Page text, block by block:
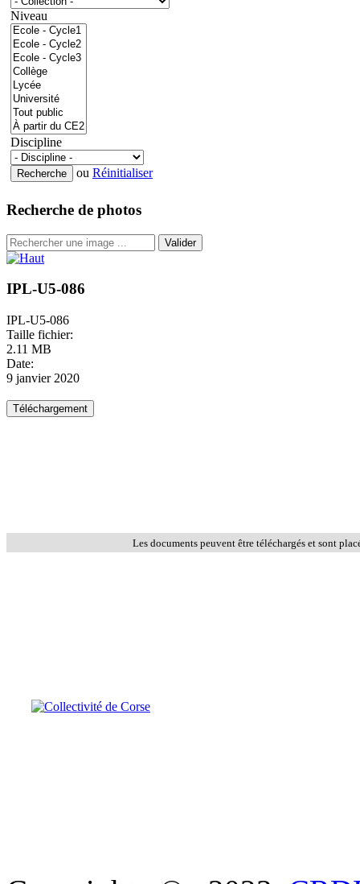
Niveau
Discipline
ou Réinitialiser
Recherche de photos
Valider
IPL-U5-086
IPL-U5-086
Taille fichier:
2.11 MB
Date:
9 janvier 2020
Les documents peuvent être téléchargés et sont